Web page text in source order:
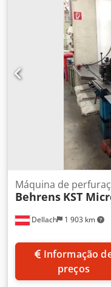
Equipamento:
costura de dedos com
Incluindo o calibre
CILINDRO
em todo o
Comprimento máximo
máxima de abertura
| 30 | 35 | 40 | 45 |
mm Ângulo máximo
KG Largura ----- 1350
----- 1175 mm
Dellach 1 903 km
Máquina de
Behrens KST
preços